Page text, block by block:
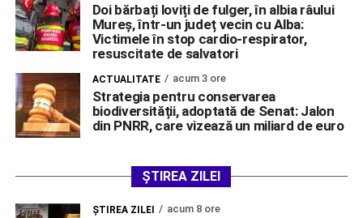
Doi bărbați loviți de fulger, în albia râului
Mureș, într-un județ vecin cu Alba:
Victimele în stop cardio-respirator,
resuscitate de salvatori
ACTUALITATE acum 3 ore
Strategia pentru conservarea
biodiversității, adoptată de Senat: Jalon
din PNRR, care vizează un miliard de euro
ȘTIREA ZILEI
ŞTIREA ZILEI acum 8 ore